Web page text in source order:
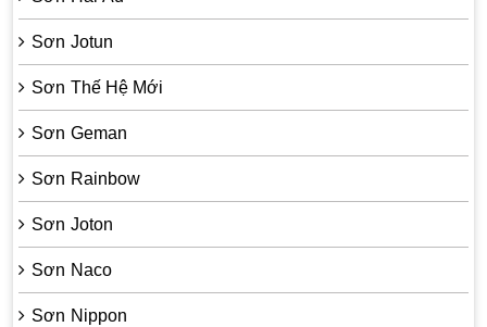
Sơn Jotun
Sơn Thế Hệ Mới
Sơn Geman
Sơn Rainbow
Sơn Joton
Sơn Naco
Sơn Nippon